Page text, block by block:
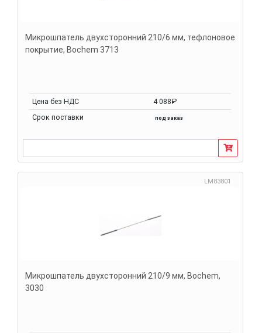
Микрошпатель двухсторонний 210/6 мм, тефлоновое
покрытие, Bochem 3713
Цена без НДС
4 088₽
Срок поставки
под заказ
LM83801
Микрошпатель двухсторонний 210/9 мм, Bochem,
3030